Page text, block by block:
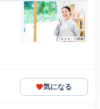
気になる